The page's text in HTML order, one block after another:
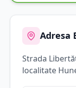
Adresa
Strada
localitate